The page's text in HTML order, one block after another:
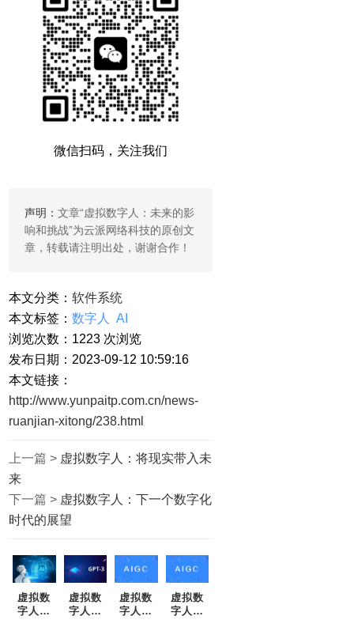
微信扫码，关注我们
声明：文章“虚拟数字人：未来的影
响和挑战”为云派网络科技的原创文
章，转载请注明出处，谢谢合作！
本文分类：软件系统
本文标签：数字人
AI
浏览次数： 1223 次浏览
发布日期：2023-09-12 10:59:16
本文链接：
http://www.yunpaitp.com.cn/news-
ruanjian-xitong/238.html
上一篇 > 虚拟数字人：将现实带入未
来
下一篇 > 虚拟数字人：下一个数字化
时代的展望
虚拟数
字人：
虚拟数
字人：
虚拟数
字人：
虚拟数
字人：